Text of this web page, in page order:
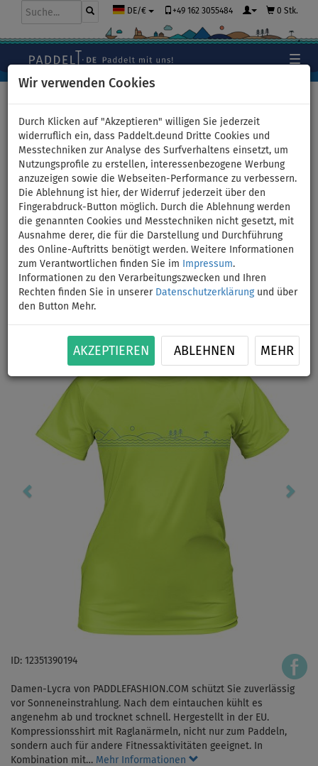
Wir verwenden Cookies
Durch Klicken auf "Akzeptieren" willigen Sie jederzeit
widerruflich ein, dass Paddelt.deund Dritte Cookies und
Messtechniken zur Analyse des Surfverhaltens einsetzt, um
Nutzungsprofile zu erstellen, interessenbezogene Werbung
anzuzeigen sowie die Webseiten-Performance zu verbessern.
Die Ablehnung ist hier, der Widerruf jederzeit über den
Fingerabdruck-Button möglich. Durch die Ablehnung werden
die genannten Cookies und Messtechniken nicht gesetzt, mit
Ausnahme derer, die für die Darstellung und Durchführung
des Online-Auftritts benötigt werden. Weitere Informationen
zum Verantwortlichen finden Sie im
Impressum.
Informationen zu den Verarbeitungszwecken und Ihren
Rechten finden Sie in unserer Datenschutzerklärungund über
den Button Mehr.
AKZEPTIEREN ABLEHNEN MEHR
DE/€ +49 162 3055484 0 Stk.
T-Shirt Damen
PADDLEBOARDING NEON
GREEN Lycra kurzarm - Größe:
S
BIS
-11 %
Previous Next
ID: 12351390194
Damen-Lycra von PADDLEFASHION.COM schützt Sie zuverlässig
vor Sonneneinstrahlung. Nach dem eintauchen kühlt es
angenehm ab und trocknet schnell. Hergestellt in der EU.
Kompressionsshirt mit Raglanärmeln, nicht nur zum Paddeln,
sondern auch für andere Fitnessaktivitäten geeignet. In
Kombination mit… Mehr Informationen